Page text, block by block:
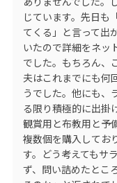
じています。先日も
てくる」と言って出
いたので詳細をネッ
でした。もちろん、
夫はこれまでにも何
うでした。他にも、
る限り積極的に出掛
観賞用と布教用と予
複数個を購入してお
す。どう考えてもサ
ず、問い詰めたとこ